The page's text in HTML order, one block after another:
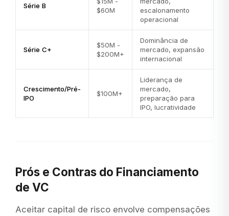
Série B
$60M
escalonamento
operacional
Série C+
$50M -
$200M+
Dominância de
mercado, expansão
internacional
Crescimento/Pré-
IPO
$100M+
Liderança de
mercado,
preparação para
IPO, lucratividade
Prós e Contras do Financiamento
de VC
Aceitar capital de risco envolve compensações